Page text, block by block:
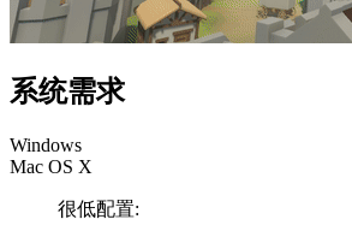
系统需求
Windows
Mac OS X
很低配置: